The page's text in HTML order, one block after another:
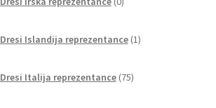
izdelkov
Dresi Islandija reprezentance 1izdelek
Dresi Italija reprezentance 75izdelkov